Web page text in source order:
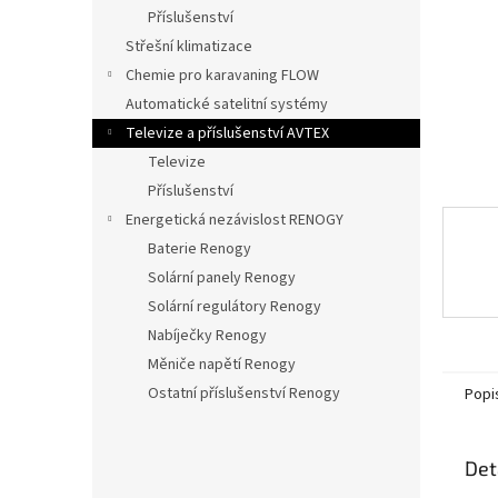
Příslušenství
Střešní klimatizace
Chemie pro karavaning FLOW
Automatické satelitní systémy
Televize a příslušenství AVTEX
Televize
Příslušenství
Energetická nezávislost RENOGY
Baterie Renogy
Solární panely Renogy
Solární regulátory Renogy
Nabíječky Renogy
Měniče napětí Renogy
Ostatní příslušenství Renogy